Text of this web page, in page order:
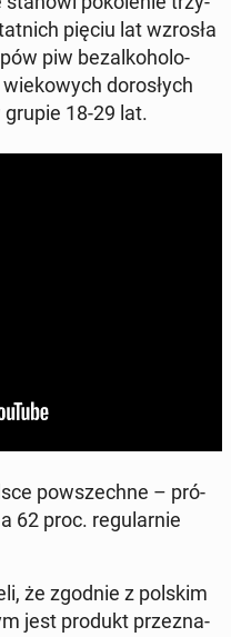
pięciu lat wzrosła
piw bez­al­ko­ho­lo­
do­ro­słych
18-29 lat.
po­wszech­ne – pró­
62 proc. re­gu­lar­nie
że zgodnie z polskim
jest produkt prze­zna­